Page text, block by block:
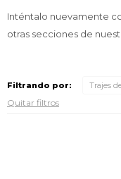
Inténtalo nuevamente
otras secciones de
Filtrando por: Trajes
Quitar filtros